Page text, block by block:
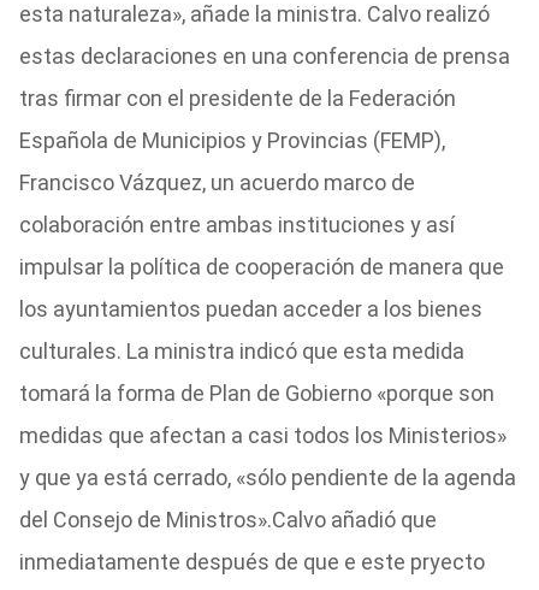
esta naturaleza», añade la ministra. Calvo realizó
estas declaraciones en una conferencia de prensa
tras firmar con el presidente de la Federación
Española de Municipios y Provincias (FEMP),
Francisco Vázquez, un acuerdo marco de
colaboración entre ambas instituciones y así
impulsar la política de cooperación de manera que
los ayuntamientos puedan acceder a los bienes
culturales. La ministra indicó que esta medida
tomará la forma de Plan de Gobierno «porque son
medidas que afectan a casi todos los Ministerios»
y que ya está cerrado, «sólo pendiente de la agenda
del Consejo de Ministros».Calvo añadió que
inmediatamente después de que e este pryecto